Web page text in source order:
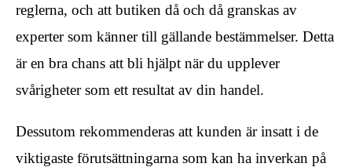
reglerna, och att butiken då och då granskas av
experter som känner till gällande bestämmelser. Detta
är en bra chans att bli hjälpt när du upplever
svårigheter som ett resultat av din handel.
Dessutom rekommenderas att kunden är insatt i de
viktigaste förutsättningarna som kan ha inverkan på